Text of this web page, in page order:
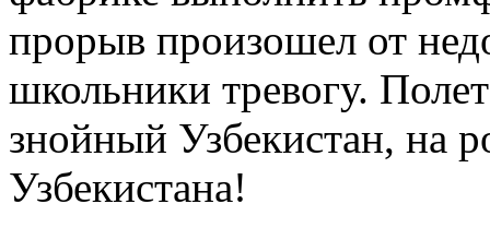
прорыв произошел от
школьники тревогу.
знойный Узбекистан, на
Узбекистана!